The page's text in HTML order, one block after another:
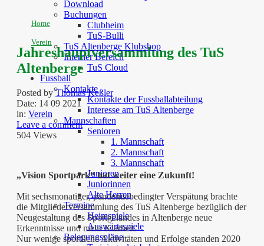
Download
Buchungen
Clubheim
TuS-Bulli
TuS Altenberge Klubshop
Interner Bereich
TuS Cloud
Fussball
Kontakte
Kontakte der Fussballabteilung
Interesse am TuS Altenberge
Mannschaften
Senioren
1. Mannschaft
2. Mannschaft
3. Mannschaft
Junioren
Juniorinnen
Alte Herren
Termine
Heimspiele
Auswärtsspiele
Belegungspläne
Home
Verein
Jahreshauptversammlung des TuS
Altenberge
Posted byThomas Keßler
Date: 14 09 2021
in: Verein
Leave a comment
504 Views
„Vision Sportpark“ hat weiter eine Zukunft!
Mit sechsmonatiger, pandemiebedingter Verspätung brachte
die Mitgliederversammlung des TuS Altenberge bezüglich der
Neugestaltung des Sportgeländes in Altenberge neue
Erkenntnisse und mehr Klarheit.
Nur wenige sportliche Aktivitäten und Erfolge standen 2020